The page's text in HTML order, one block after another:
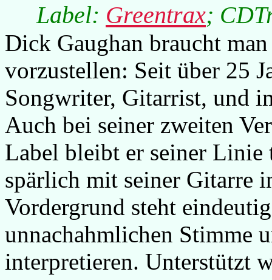
Label: Greentrax;
Dick Gaughan braucht
vorzustellen: Seit über 25
Songwriter, Gitarrist, und
Auch bei seiner zweiten
Label bleibt er seiner
spärlich mit seiner Gitarre
Vordergrund steht
unnachahmlichen Stimme
interpretieren. Unterstützt